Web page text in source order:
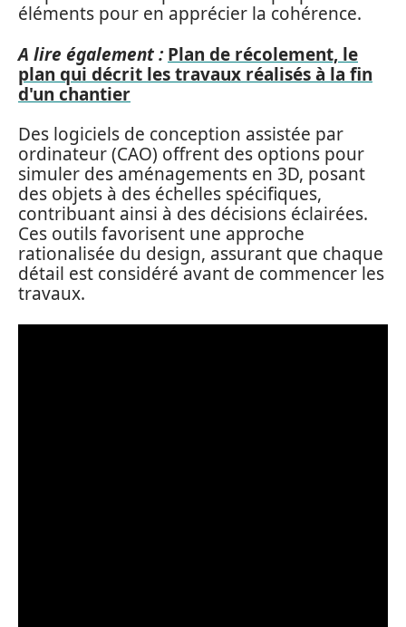
éléments pour en apprécier la cohérence.
A lire également : Plan de récolement, le
plan qui décrit les travaux réalisés à la fin
d'un chantier
Des logiciels de conception assistée par
ordinateur (CAO) offrent des options pour
simuler des aménagements en 3D, posant
des objets à des échelles spécifiques,
contribuant ainsi à des décisions éclairées.
Ces outils favorisent une approche
rationalisée du design, assurant que chaque
détail est considéré avant de commencer les
travaux.